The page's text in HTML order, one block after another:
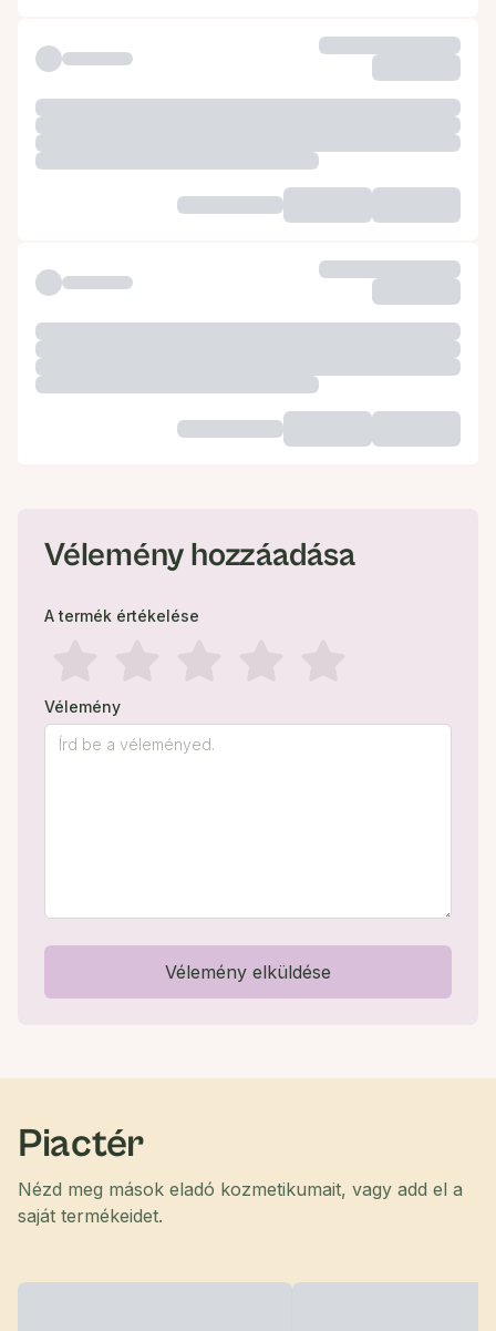
Vélemény hozzáadása
A termék értékelése
Vélemény
Vélemény elküldése
Piactér
Nézd meg mások eladó kozmetikumait, vagy add el a
saját termékeidet.